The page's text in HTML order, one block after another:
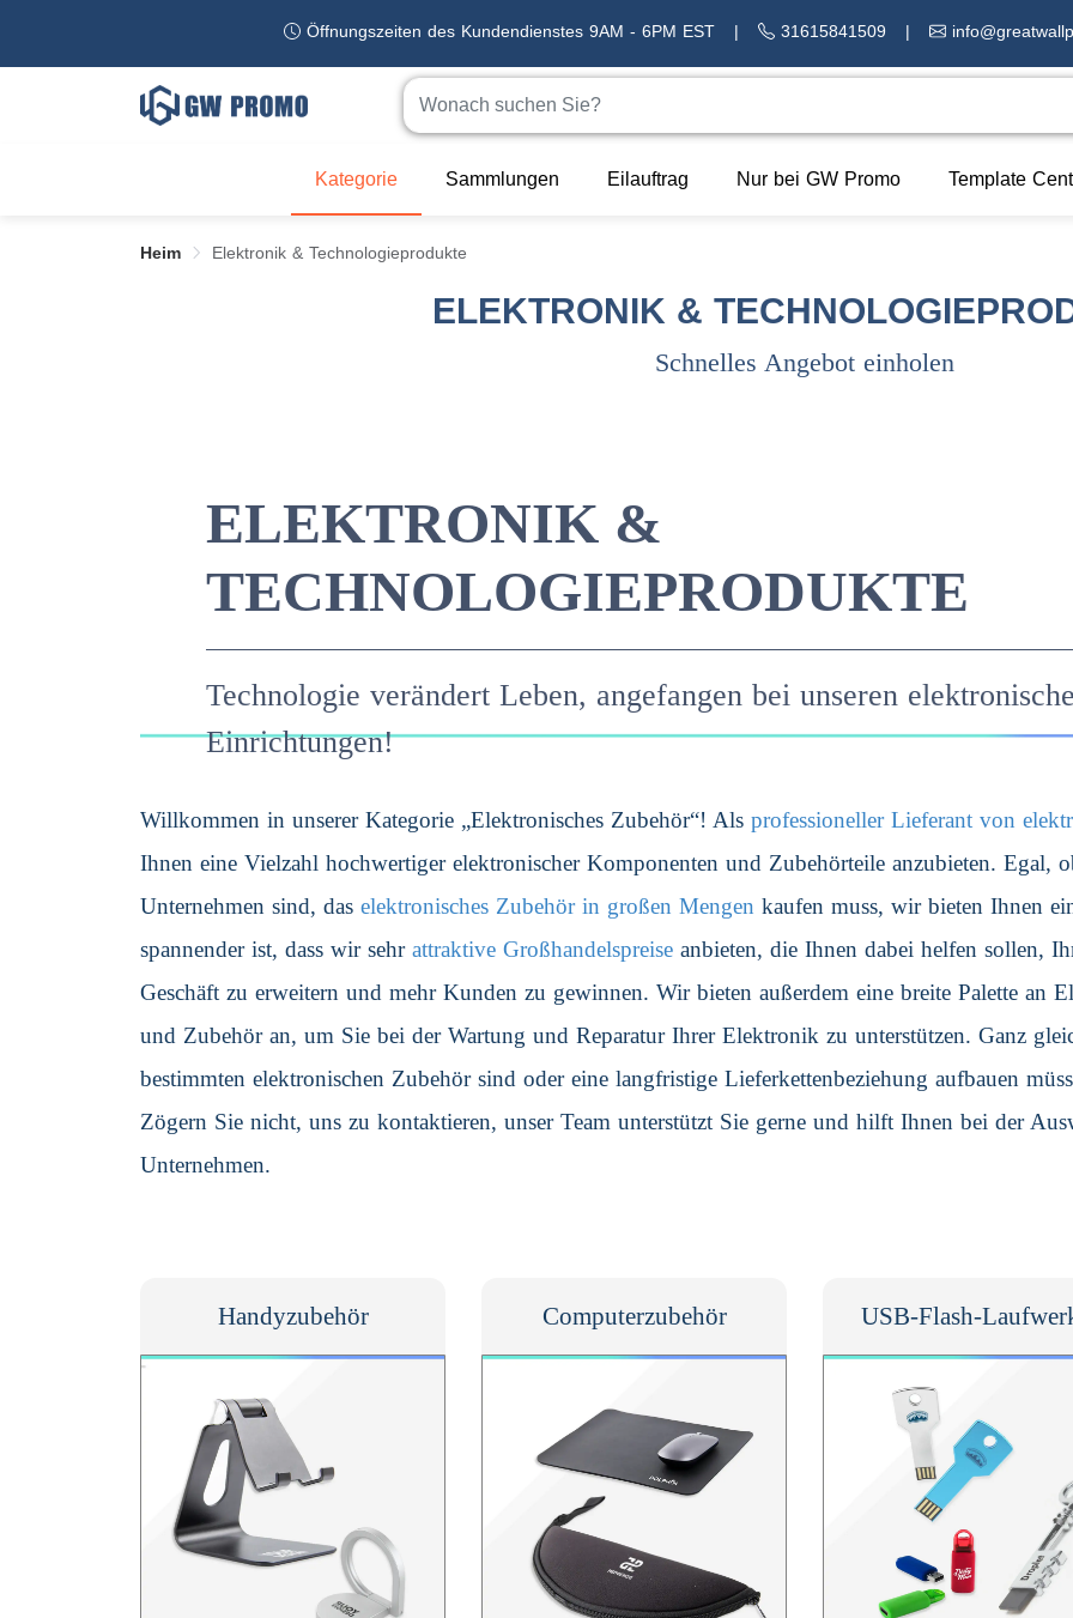
Öffnungszeiten des Kundendienstes 9AM - 6PM EST | 31615841509 |
Kategorie Sammlungen Eilauftrag Nur bei GW Promo Template
Heim Elektronik & Technologieprodukte
ELEKTRONIK &
Schnelles Angebot einholen
ELEKTRONIK &
TECHNOLOGIEPRODUKTE
Technologie verändert Leben, angefangen bei unseren
Einrichtungen!
Willkommen in unserer Kategorie „Elektronisches Zubehör“! Als professioneller Lieferant von
Ihnen eine Vielzahl hochwertiger elektronischer Komponenten und Zubehörteile anzubieten. Egal,
Unternehmen sind, das elektronisches Zubehörin großen Mengen kaufen muss, wir bieten Ihnen
spannender ist, dass wir sehr attraktive Großhandelspreise anbieten, die Ihnen dabei helfen sollen,
Geschäft zu erweitern und mehr Kunden zu gewinnen. Wir bieten außerdem eine breite Palette an
und Zubehör an, um Sie bei der Wartung und Reparatur Ihrer Elektronik zu unterstützen. Ganz
bestimmten elektronischen Zubehör sind oder eine langfristige Lieferkettenbeziehung aufbauen
Zögern Sie nicht, uns zu kontaktieren, unser Team unterstützt Sie gerne und hilft Ihnen bei der
Unternehmen.
Handyzubehör Computerzubehör USB-Flash-